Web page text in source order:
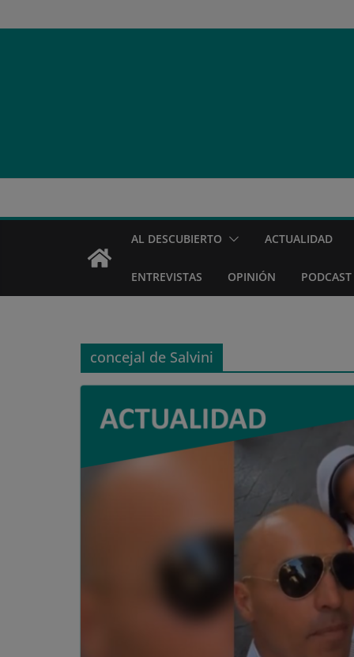
al
AL DESCUBIERTO ACTUALIDAD
ENTREVISTAS OPINIÓN PODCAST
concejal de Salvini